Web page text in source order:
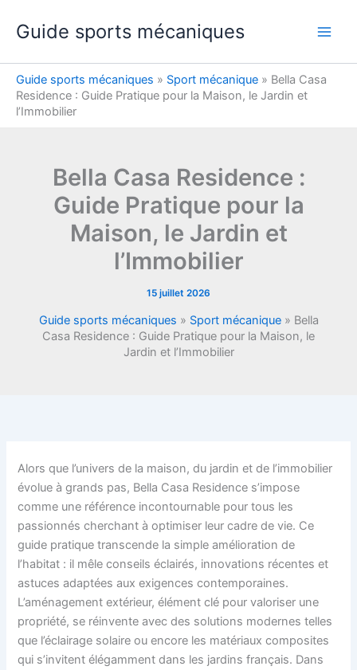
Guide sports mécaniques
Guide sports mécaniques » Sport mécanique » Bella Casa
Residence : Guide Pratique pour la Maison, le Jardin et
l’Immobilier
Bella Casa Residence :
Guide Pratique pour la
Maison, le Jardin et
l’Immobilier
15 juillet 2026
Guide sports mécaniques » Sport mécanique» Bella
Casa Residence : Guide Pratique pour la Maison, le
Jardin et l’Immobilier
Alors que l’univers de la maison, du jardin et de l’immobilier
évolue à grands pas, Bella Casa Residence s’impose
comme une référence incontournable pour tous les
passionnés cherchant à optimiser leur cadre de vie. Ce
guide pratique transcende la simple amélioration de
l’habitat : il mêle conseils éclairés, innovations récentes et
astuces adaptées aux exigences contemporaines.
L’aménagement extérieur, élément clé pour valoriser une
propriété, se réinvente avec des solutions modernes telles
que l’éclairage solaire ou encore les matériaux composites
qui s’invitent élégamment dans les jardins français. Dans